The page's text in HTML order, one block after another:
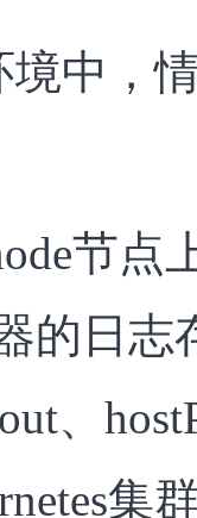
境中，
节
的日志
、
集